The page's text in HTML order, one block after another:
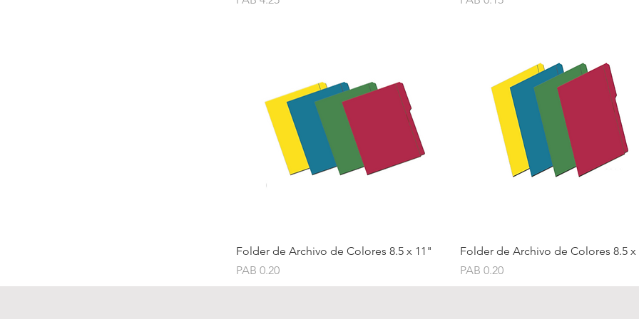
Quick View
Folder de Archivo de Colores 8.5 x 11"
Price
PAB 0.20
Quick View
Folder de Archivo de Colores 8.5 x
Price
PAB 0.20